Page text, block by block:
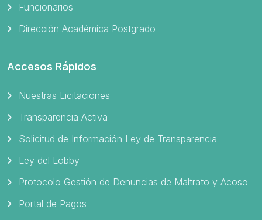
Funcionarios
Dirección Académica Postgrado
Accesos Rápidos
Nuestras Licitaciones
Transparencia Activa
Solicitud de Información Ley de Transparencia
Ley del Lobby
Protocolo Gestión de Denuncias de Maltrato y Acoso
Portal de Pagos